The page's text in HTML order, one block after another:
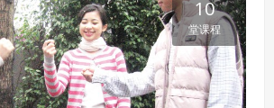
10
堂课程